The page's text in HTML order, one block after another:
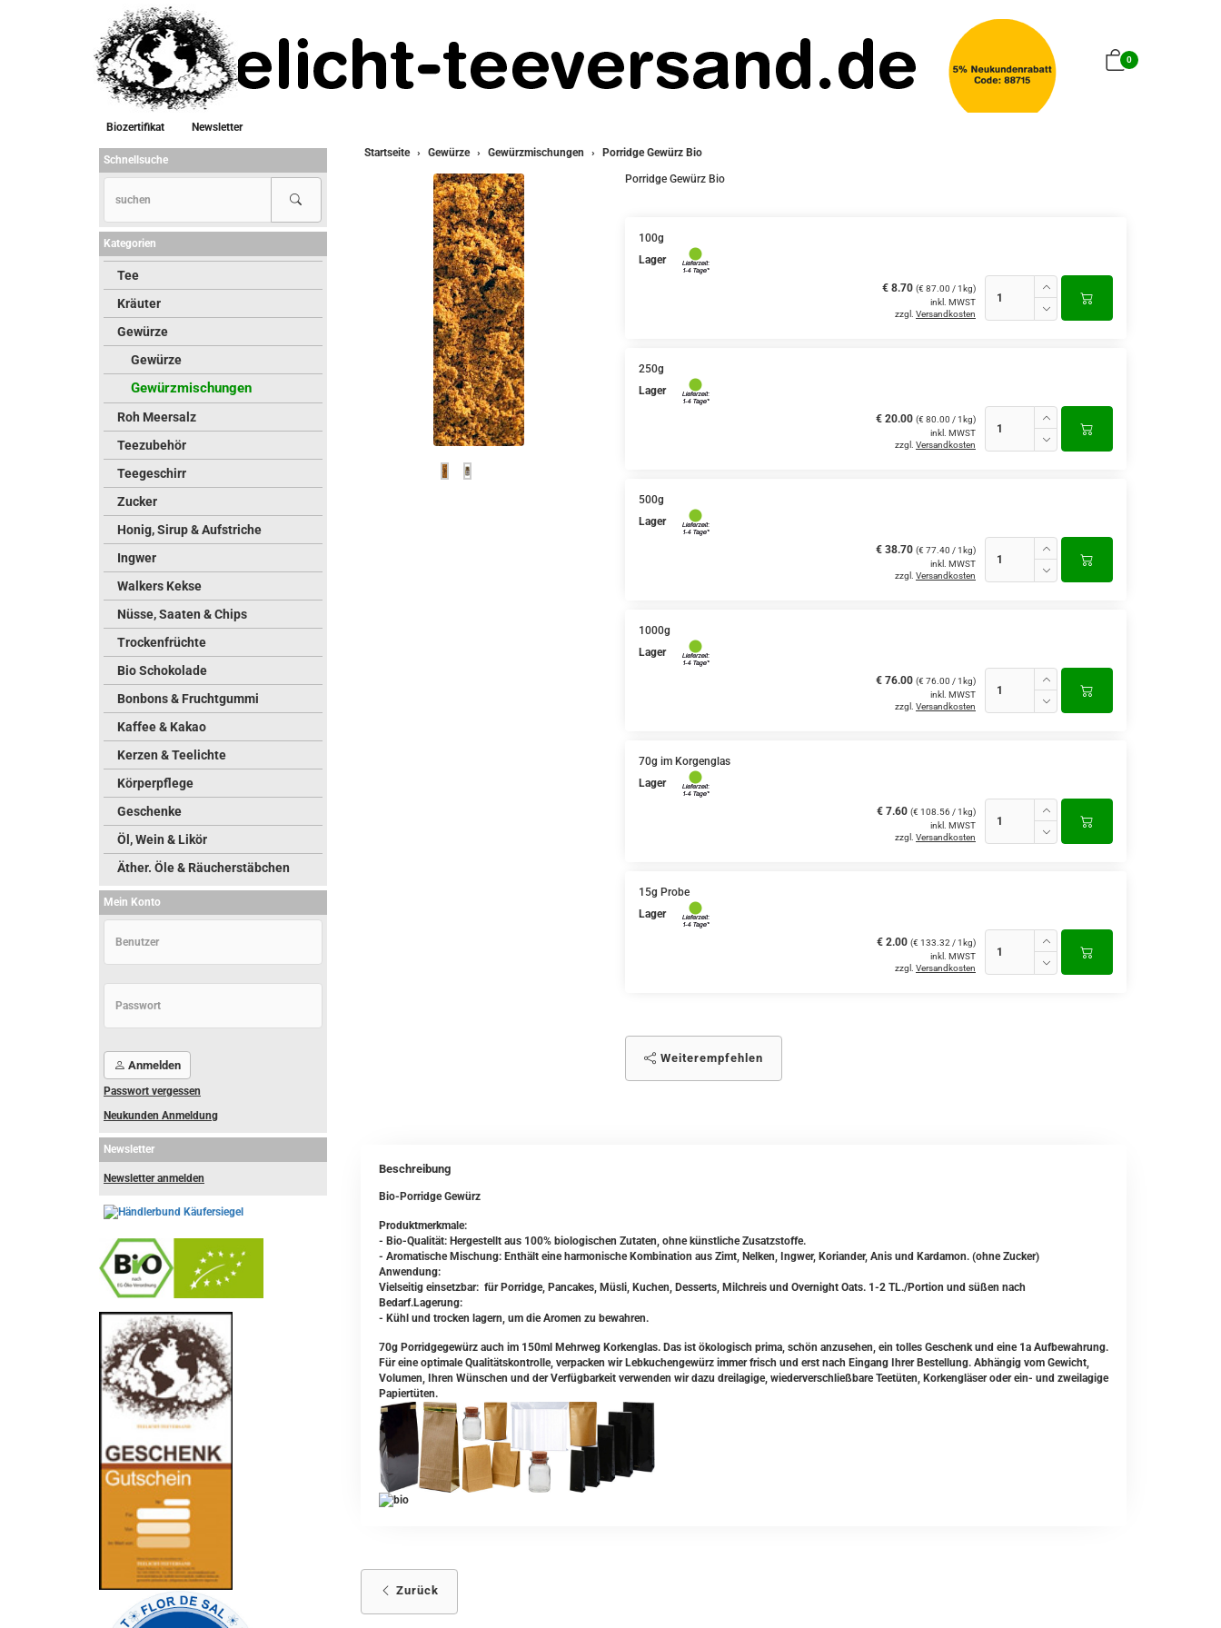
0
Biozertifikat
Newsletter
Startseite
Gewürze Gewürzmischungen Porridge Gewürz Bio
Porridge Gewürz Bio
100g
Lager
€ 8.70 (€ 87.00 / 1kg)
inkl. MWST
zzgl. Versandkosten
250g
Lager
€ 20.00 (€ 80.00 / 1kg)
inkl. MWST
zzgl. Versandkosten
500g
Lager
€ 38.70 (€ 77.40 / 1kg)
inkl. MWST
zzgl. Versandkosten
1000g
Lager
€ 76.00 (€ 76.00 / 1kg)
inkl. MWST
zzgl. Versandkosten
70g im Korgenglas
Lager
€ 7.60 (€ 108.56 / 1kg)
inkl. MWST
zzgl. Versandkosten
15g Probe
Lager
€ 2.00 (€ 133.32 / 1kg)
inkl. MWST
zzgl. Versandkosten
Weiterempfehlen
Beschreibung
Bio-Porridge Gewürz
Produktmerkmale:
- Bio-Qualität: Hergestellt aus 100% biologischen Zutaten, ohne künstliche Zusatzstoffe.
- Aromatische Mischung: Enthält eine harmonische Kombination aus Zimt, Nelken, Ingwer, Koriander, Anis und Kardamon. (ohne Zucker)
Anwendung:
Vielseitig einsetzbar: für Porridge, Pancakes, Müsli, Kuchen, Desserts, Milchreis und Overnight Oats. 1-2 TL./Portion und süßen nach
Bedarf.Lagerung:
- Kühl und trocken lagern, um die Aromen zu bewahren.
70g Porridgegewürz auch im 150ml Mehrweg Korkenglas. Das ist ökologisch prima, schön anzusehen, ein tolles Geschenk und eine 1a Aufbewahrung.
Für eine optimale Qualitätskontrolle, verpacken wir Lebkuchengewürz immer frisch und erst nach Eingang Ihrer Bestellung. Abhängig vom Gewicht,
Volumen, Ihren Wünschen und der Verfügbarkeit verwenden wir dazu dreilagige, wiederverschließbare Teetüten, Korkengläser oder ein- und zweilagige
Papiertüten.
Zurück
Schnellsuche
Kategorien
Tee
Kräuter
Gewürze
Gewürze
Gewürzmischungen
Roh Meersalz
Teezubehör
Teegeschirr
Zucker
Honig, Sirup & Aufstriche
Ingwer
Walkers Kekse
Nüsse, Saaten & Chips
Trockenfrüchte
Bio Schokolade
Bonbons & Fruchtgummi
Kaffee & Kakao
Kerzen & Teelichte
Körperpflege
Geschenke
Öl, Wein & Likör
Äther. Öle & Räucherstäbchen
Mein Konto
Anmelden
Passwort vergessen
Neukunden Anmeldung
Newsletter
Newsletter anmelden